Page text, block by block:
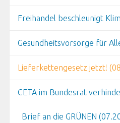
Freihandel beschleunigt
Gesundheitsvorsorge für
Lieferkettengesetz jetzt!
CETA im Bundesrat
Brief an die GRÜNEN